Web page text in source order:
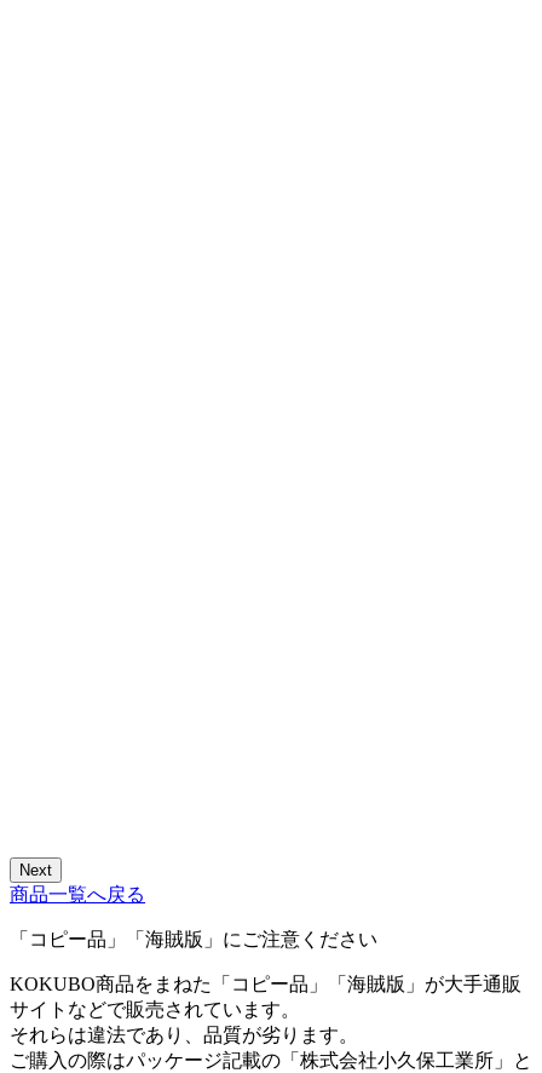
Next
商品一覧へ戻る
「コピー品」「海賊版」にご注意ください
KOKUBO商品をまねた「コピー品」「海賊版」が大手通販
サイトなどで販売されています。
それらは違法であり、品質が劣ります。
ご購入の際はパッケージ記載の「株式会社小久保工業所」と